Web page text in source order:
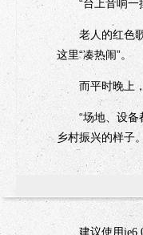
“台上音响一摆
老人的红色歌
这里“凑热闹”。
而平时晚上，
“场地、设备都
乡村振兴的样子
建议使用